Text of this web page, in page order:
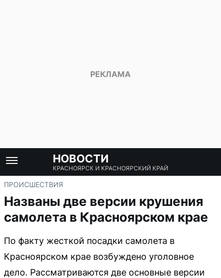
НОВОСТИ
КРАСНОЯРСК И КРАСНОЯРСКИЙ КРАЙ
ПРОИСШЕСТВИЯ
Названы две версии крушения
самолета в Красноярском крае
По факту жесткой посадки самолета в
Красноярском крае возбуждено уголовное
дело. Рассматриваются две основные версии